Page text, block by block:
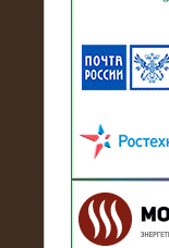
Активно-
модули 15